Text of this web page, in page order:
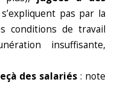
pas par la
conditions de travail
insuffisante,
des salariés : note